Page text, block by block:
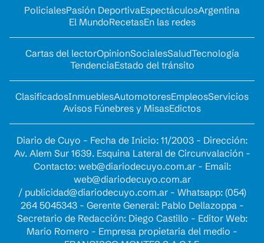
PolicialesPasión DeportivaEspectáculosArgentina
El MundoRecetasEn las redes
Cartas del lectorOpinionSocialesSaludTecnología
TendenciaEstado del tránsito
ClasificadosInmueblesAutomotoresEmpleosServicios
Avisos Fúnebres y MisasEdictos
Diario de Cuyo - Fecha de Inicio: 11/2003 - Dirección:
Av. Alem Sur 1639. Esquina Lateral de Circunvalación -
Contacto: web@diariodecuyo.com.ar- Email:
web@diariodecuyo.com.ar
/ publicidad@diariodecuyo.com.ar- Whatsapp: (054)
264 5045343 - Gerente General: Pablo Dellazoppa -
Secretario de Redacción: Diego Castillo - Editor Web:
Mario Romero - Empresa propietaria del medio -